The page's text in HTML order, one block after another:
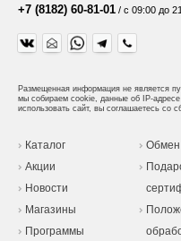
+7 (8182) 60-81-01 / с 09:00 до
Размещенная информация не является
мы собираем cookie, данные об IP-
использовать сайт, вы соглашаетесь со
Каталог
Акции
Новости
Магазины
Программы
Обмен